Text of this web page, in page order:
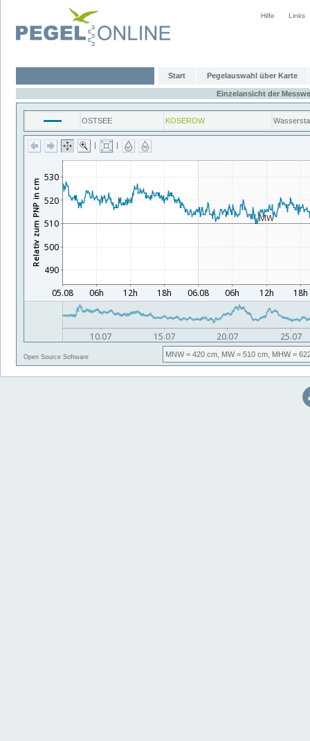
Hilfe Links
Start Pegelauswahl über Karte
Einzelansicht der
OSTSEE KOSEROW
| |
Open Source Software MNW= 420 cm, MW= 510 cm, MHW=